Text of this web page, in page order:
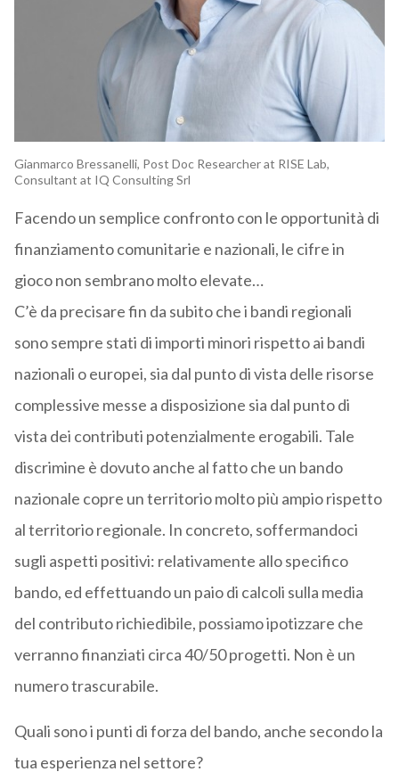
Gianmarco Bressanelli, Post Doc Researcher at RISE Lab,
Consultant at IQ Consulting Srl
Facendo un semplice confronto con le opportunità di
finanziamento comunitarie e nazionali, le cifre in
gioco non sembrano molto elevate…
C’è da precisare fin da subito che i bandi regionali
sono sempre stati di importi minori rispetto ai bandi
nazionali o europei, sia dal punto di vista delle risorse
complessive messe a disposizione sia dal punto di
vista dei contributi potenzialmente erogabili. Tale
discrimine è dovuto anche al fatto che un bando
nazionale copre un territorio molto più ampio rispetto
al territorio regionale. In concreto, soffermandoci
sugli aspetti positivi: relativamente allo specifico
bando, ed effettuando un paio di calcoli sulla media
del contributo richiedibile, possiamo ipotizzare che
verranno finanziati circa 40/50 progetti. Non è un
numero trascurabile.
Quali sono i punti di forza del bando, anche secondo la
tua esperienza nel settore?